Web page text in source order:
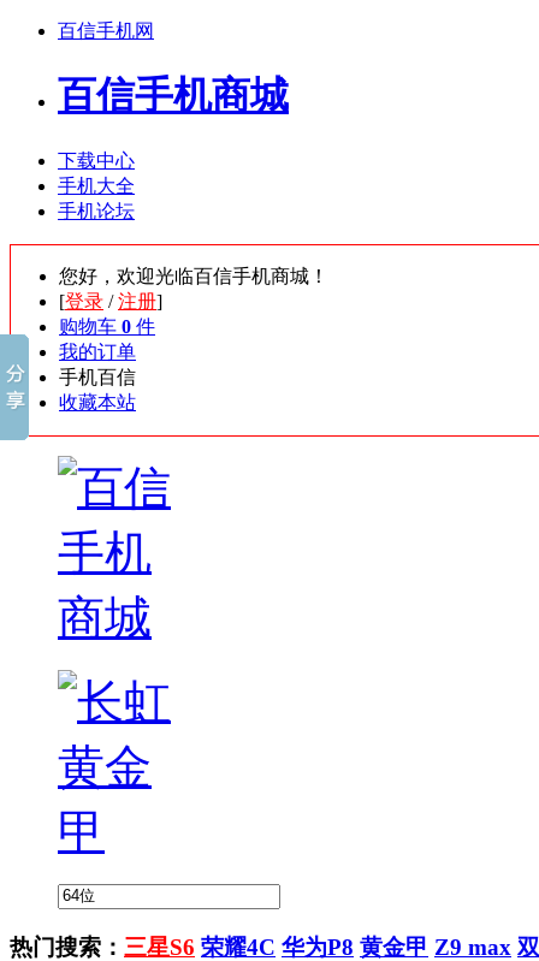
百信手机网
百信手机商城
下载中心
手机大全
手机论坛
您好，欢迎光临百信手机商城！
[登录 /注册]
购物车 0 件
我的订单
手机百信
收藏本站
热门搜索： 三星S6 荣耀4C 华为P8 黄金甲 Z9 max